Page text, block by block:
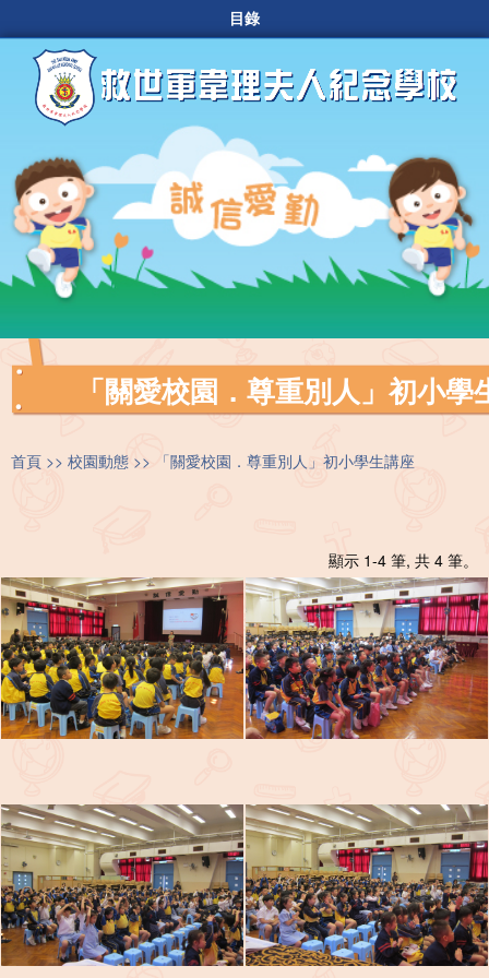
目錄
「關愛校園．尊重別人」初小學
首頁 校園動態 「關愛校園．尊重別人」初小學生講座
顯示 1-4 筆, 共 4 筆。